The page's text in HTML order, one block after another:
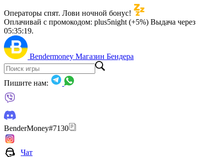
Операторы спят. Лови ночной бонус!
Оплачивай с промокодом: plus5night (+5%) Выдача через
05:35:18.
Bendermoney Магазин Бендера
Пишите нам:
BenderMoney#7130
Чат